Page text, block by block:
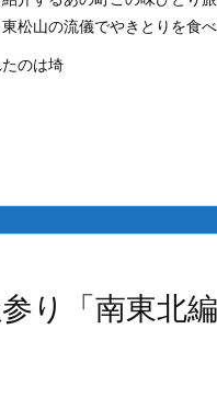
東松山の流儀でやきとりを食べ
のは埼
り「南東北